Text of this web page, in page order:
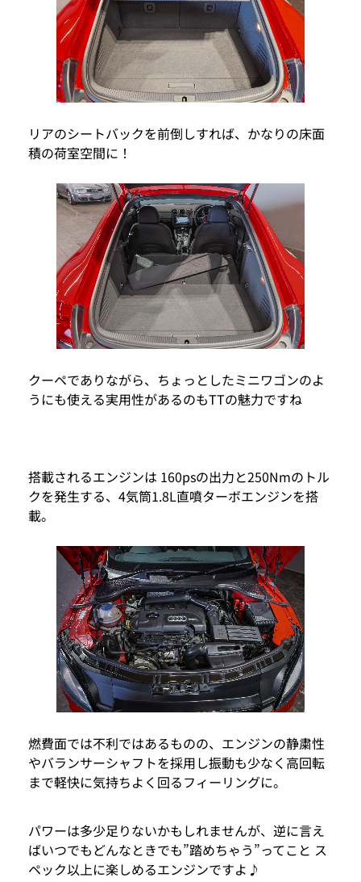
リアのシートバックを前倒しすれば、かなりの床面
積の荷室空間に！
クーペでありながら、ちょっとしたミニワゴンのよ
うにも使える実用性があるのもTTの魅力ですね
搭載されるエンジンは 160psの出力と250Nmのトル
クを発生する、4気筒1.8L直噴ターボエンジンを搭
載。
燃費面では不利ではあるものの、エンジンの静粛性
やバランサーシャフトを採用し振動も少なく高回転
まで軽快に気持ちよく回るフィーリングに。
パワーは多少足りないかもしれませんが、逆に言え
ばいつでもどんなときでも”踏めちゃう”ってこと ス
ペック以上に楽しめるエンジンですよ♪